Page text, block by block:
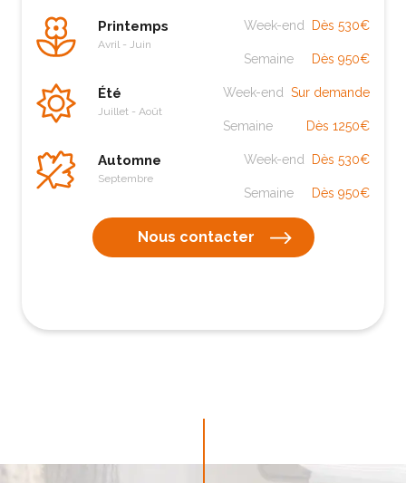
Printemps
Avril - Juin
Week-end Dès 530€
Semaine Dès 950€
Été
Juillet - Août
Week-end Sur demande
Semaine Dès 1250€
Automne
Septembre
Week-end Dès 530€
Semaine Dès 950€
Nous contacter